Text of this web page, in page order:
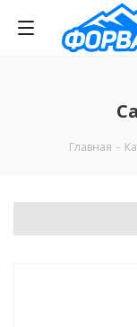
Главная -